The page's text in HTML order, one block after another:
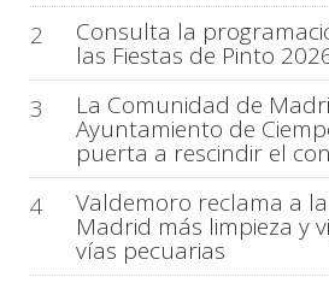
2
Consulta la
las Fiestas de Pinto
3
La Comunidad de
Ayuntamiento de
puerta a rescindir el
4
Valdemoro reclama a
Madrid más limpieza y
vías pecuarias